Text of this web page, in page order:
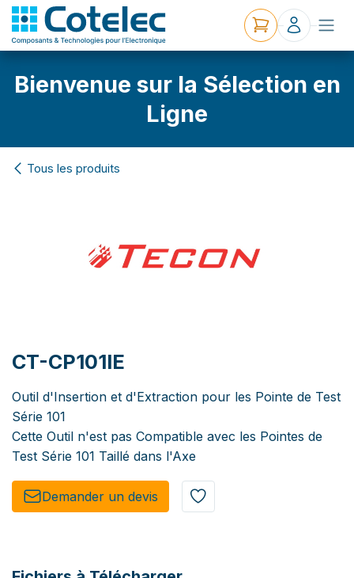
Bienvenue sur la Sélection en
Ligne
Tous les produits
CT-CP101IE
Outil d'Insertion et d'Extraction pour les Pointe de Test
Série 101
Cette Outil n'est pas Compatible avec les Pointes de
Test Série 101 Taillé dans l'Axe
Demander un de​​vis​​